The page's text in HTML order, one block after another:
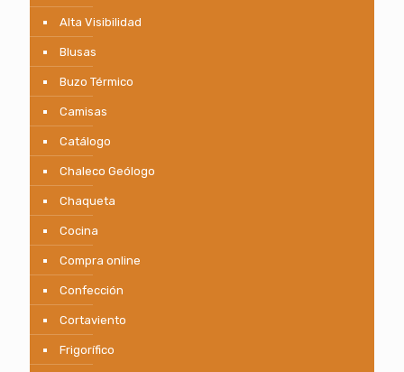
Alta Visibilidad
Blusas
Buzo Térmico
Camisas
Catálogo
Chaleco Geólogo
Chaqueta
Cocina
Compra online
Confección
Cortaviento
Frigorífico